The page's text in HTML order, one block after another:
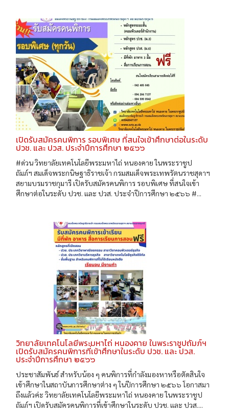
เปิดรับสมัครคนพิการ รอบพิเศษ ที่สนใจเข้าศึกษาต่อในระดับ
ปวช. และ ปวส. ประจำปีการศึกษา ๒๕๖๖
#ด่วน วิทยาลัยเทคโนโลยีพระมหาไถ่ หนองคาย ในพระราชูป
ถัมภ์ฯ สมเด็จพระกนิษฐาธิราชเจ้า กรมสมเด็จพระเทพรัตนราชสุดาฯ
สยามบรมราชกุมารี เปิดรับสมัครคนพิการ รอบพิเศษ ที่สนใจเข้า
ศึกษาต่อในระดับ ปวช. และ ปวส. ประจำปีการศึกษา ๒๕๖๖ #...
วิทยาลัยเทคโนโลยีพระมหาไถ่ หนองคาย ในพระราชูปถัมภ์ฯ
เปิดรับสมัครคนพิการที่เข้าศึกษาในระดับ ปวช. และ ปวส.
ประจำปีการศึกษา ๒๕๖๖
ประชาสัมพันธ์ สำหรับน้อง ๆ คนพิการที่กำลังมองหาหรือตัดสินใจ
เข้าศึกษาในสถาบันการศึกษาต่าง ๆ ในปีการศึกษา ๒๕๖๖ โอกาสมา
ถึงแล้วค่ะ วิทยาลัยเทคโนโลยีพระมหาไถ่ หนองคาย ในพระราชูป
ถัมภ์ฯ เปิดรับสมัครคนพิการที่เข้าศึกษาในระดับ ปวช. และ ปวส....